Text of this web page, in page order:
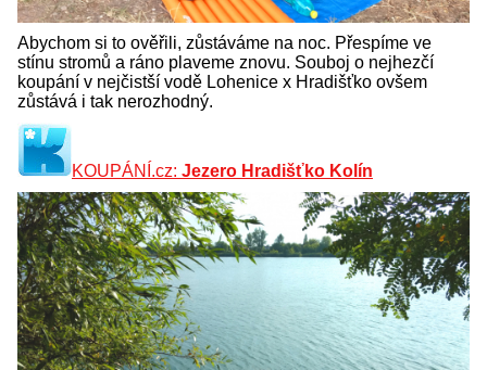
Abychom si to ověřili, zůstáváme na noc. Přespíme ve
stínu stromů a ráno plaveme znovu. Souboj o nejhezčí
koupání v nejčistší vodě Lohenice x Hradišťko ovšem
zůstává i tak nerozhodný.
KOUPÁNÍ.cz: Jezero Hradišťko Kolín